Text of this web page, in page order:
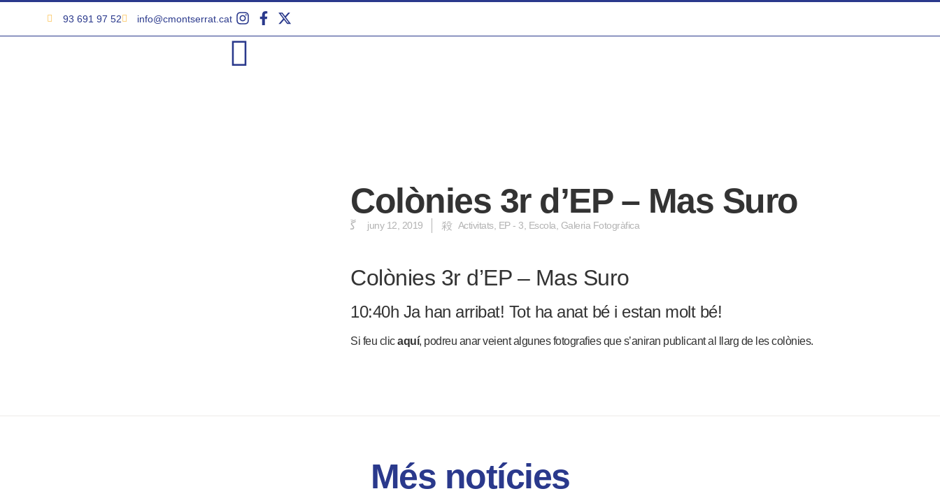
93 691 97 52 info@cmontserrat.cat
Colònies 3r d’EP – Mas Suro
juny 12, 2019 Activitats, EP - 3, Escola, Galeria Fotogràfica
Colònies 3r d’EP – Mas Suro
10:40h Ja han arribat! Tot ha anat bé i estan molt bé!
Si feu clicaquí, podreu anar veient algunes fotografies que s’aniran publicant al llarg de les colònies.
Més notícies